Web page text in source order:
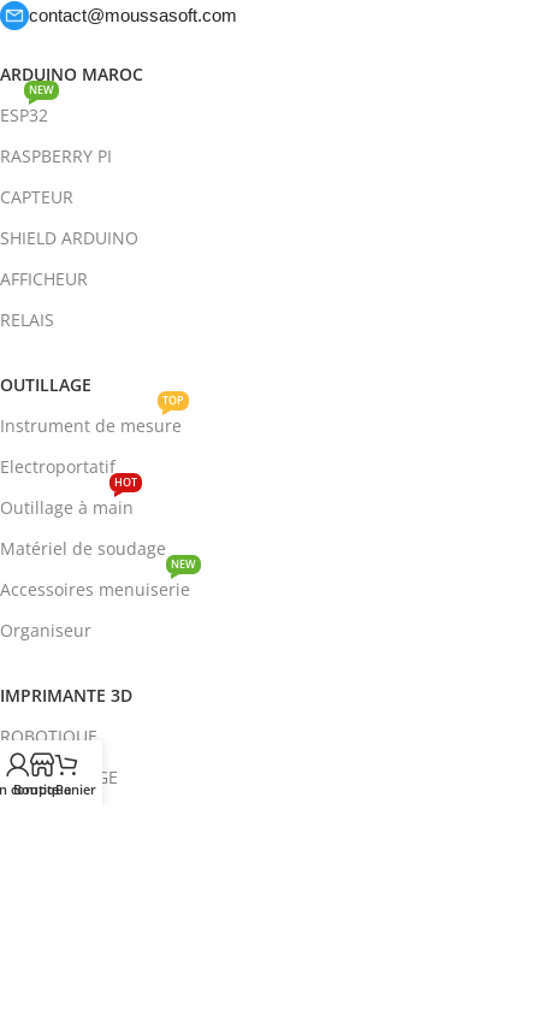
contact@moussasoft.com
ARDUINO MAROC
ESP32
NEW
RASPBERRY PI
CAPTEUR
SHIELD ARDUINO
AFFICHEUR
RELAIS
OUTILLAGE
Instrument de mesure
TOP
Electroportatif
Outillage à main
HOT
Matériel de soudage
Accessoires menuiserie
NEW
Organiseur
IMPRIMANTE 3D
ROBOTIQUE
PROTOTYPAGE
compte
BoutiquePanier